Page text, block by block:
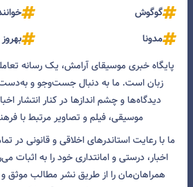
گوگوش
مدونا
پایگاه خبری موسیقای آرامش، یک رسانه
زبان است. ما به دنبال جست‌و‌جو و
دیدگاه‌ها و چشم انداز‌ها در کنار انتشار
موسیقی، فیلم و تصاویر مرتبط با
ما با رعایت استاندرهای اخلاقی و قانونی در
اخبار، درستی و امانتداری خود را به اثبات
همراهان‌مان را از طریق نشر مطالب موثق و